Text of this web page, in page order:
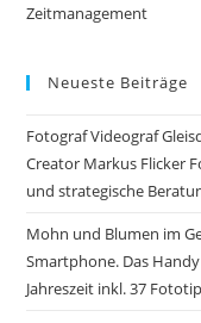
Zeitmanagement
Neueste Beiträge
Fotograf Videograf
Creator Markus Flicker
und strategische
Mohn und Blumen im
Smartphone. Das
Jahreszeit inkl. 37